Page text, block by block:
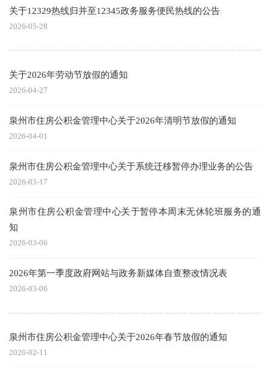
关于12329热线归并至12345政务服务便民热线的公告
2026-05-28
关于2026年劳动节放假的通知
2026-04-27
泉州市住房公积金管理中心关于2026年清明节放假的通知
2026-04-01
泉州市住房公积金管理中心关于系统迁移暂停办理业务的公告
2026-03-17
泉州市住房公积金管理中心关于暂停本周末无休轮班服务的通
知
2026-03-06
2026年第一季度政府网站与政务新媒体自查整改情况表
2026-03-06
泉州市住房公积金管理中心关于2026年春节放假的通知
2026-02-11